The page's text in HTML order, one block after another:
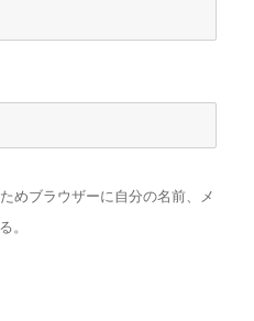
めブラウザーに自分の名前、メ
。